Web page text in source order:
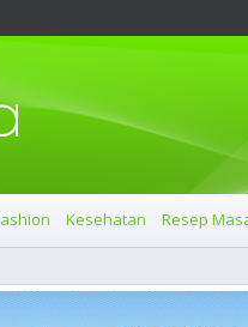
Kesehatan Resep